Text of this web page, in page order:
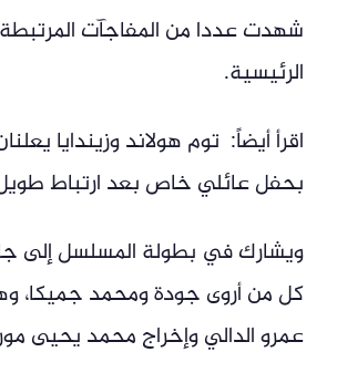
شهدت عددا من المفاجآت
الرئيسية.
اقرأ أيضاً: توم هولاند وزيندايا
بحفل عائلي خاص بعد ارتباط
ويشارك في بطولة المسلسل إلى
كل من أروى جودة ومحمد جميكا،
عمرو الدالي وإخراج محمد يحيى